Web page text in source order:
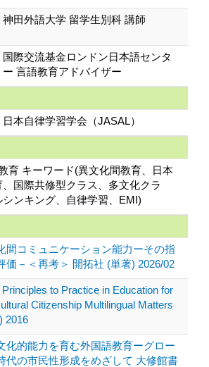
神田外語大学 留学生別科 講師
国際交流基金ロンドン日本語センタ
ー 言語教育アドバイザー
日本自律学習学会（JASAL）
育 キーワード(異文化間教育、日本
国際共修型クラス、多文化クラ
ンキング、自律学習、EMI)
間コミュニケーション能力ーその指
価－＜再考＞ 開拓社 (単著) 2026/02
to Practice in Education for
Citizenship Multilingual Matters
2016
化的能力を育む外国語教育ーグロー
代の市民性形成をめざして 大修館書